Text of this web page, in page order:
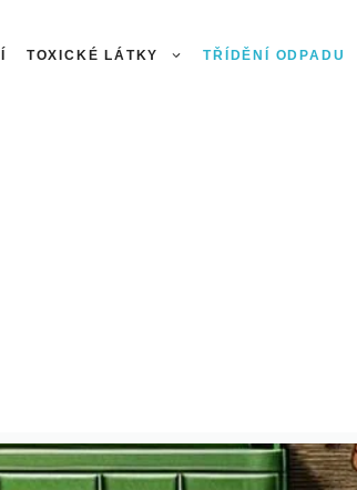
TOXICKÉ LÁTKY TŘÍDĚNÍ ODPADU